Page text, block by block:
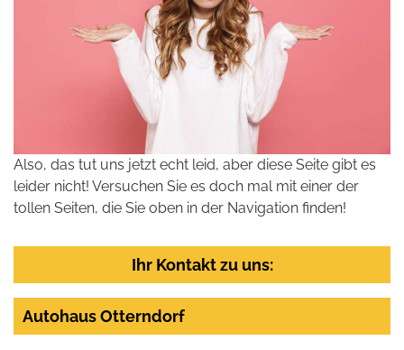
Also, das tut uns jetzt echt leid, aber diese Seite gibt es
leider nicht! Versuchen Sie es doch mal mit einer der
tollen Seiten, die Sie oben in der Navigation finden!
Ihr Kontakt zu uns:
Autohaus Otterndorf